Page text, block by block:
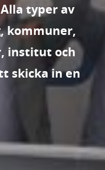
typer av
kommuner,
institut och
skicka in en